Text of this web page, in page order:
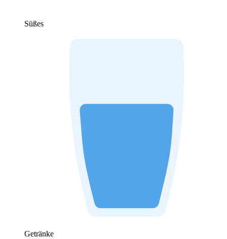
Süßes
Getränke